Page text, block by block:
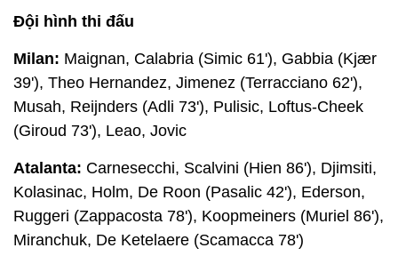
Đội hình thi đấu
Milan: Maignan, Calabria (Simic 61'), Gabbia (Kjær
39'), Theo Hernandez, Jimenez (Terracciano 62'),
Musah, Reijnders (Adli 73'), Pulisic, Loftus-Cheek
(Giroud 73'), Leao, Jovic
Atalanta: Carnesecchi, Scalvini (Hien 86'), Djimsiti,
Kolasinac, Holm, De Roon (Pasalic 42'), Ederson,
Ruggeri (Zappacosta 78'), Koopmeiners (Muriel 86'),
Miranchuk, De Ketelaere (Scamacca 78')